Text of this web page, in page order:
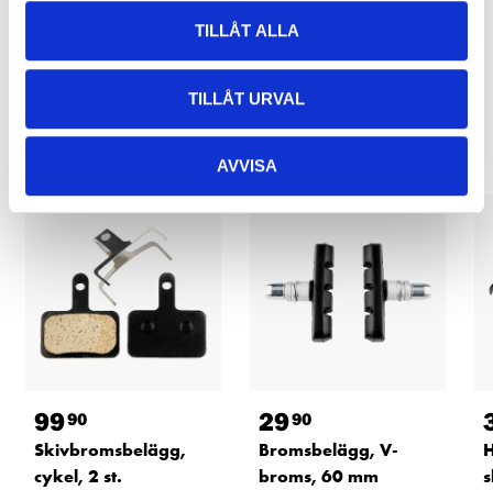
TILLÅT ALLA
TILLÅT URVAL
AVVISA
Relaterade produkter
9990
Skivbromsbelägg,
cykel, 2 st.
2990
Bromsbelägg, V-
broms, 60 mm